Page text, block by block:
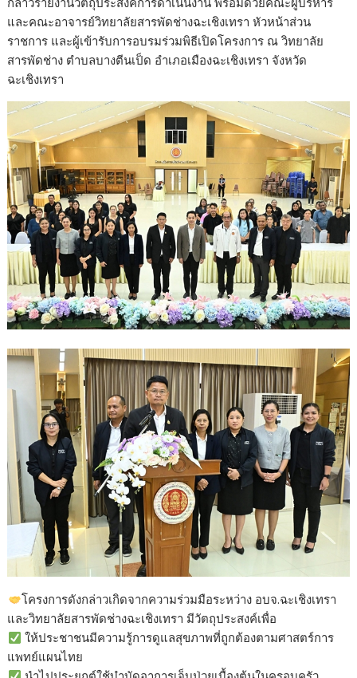
และคณะอาจารย์วิทยาลัยสารพัดช่างฉะเชิงเทรา หัวหน้าส่วน
ราชการ และผู้เข้ารับการอบรมร่วมพิธีเปิดโครงการ ณ วิทยาลัย
สารพัดช่าง ตำบลบางตีนเป็ด อำเภอเมืองฉะเชิงเทรา จังหวัด
ฉะเชิงเทรา
โครงการดังกล่าวเกิดจากความร่วมมือระหว่าง อบจ.ฉะเชิงเทรา
และวิทยาลัยสารพัดช่างฉะเชิงเทรา มีวัตถุประสงค์เพื่อ
ให้ประชาชนมีความรู้การดูแลสุขภาพที่ถูกต้องตามศาสตร์การ
แพทย์แผนไทย